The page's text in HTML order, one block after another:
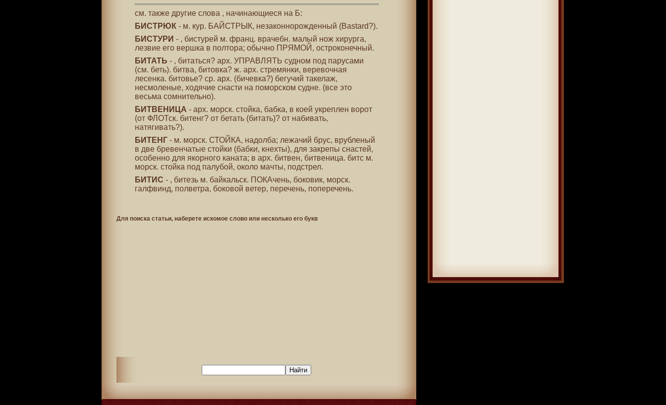
см. также другие слова , начинающиеся на Б:
БИСТРЮК - м. кур. БАЙСТРЫК, незаконнорожденный (Bastard?).
БИСТУРИ - , бистурей м. франц. врачебн. малый нож хирурга,
лезвие его вершка в полтора; обычно ПРЯМОЙ, остроконечный.
БИТАТЬ - , битаться? арх. УПРАВЛЯТЬ судном под парусами
(см. беть). битва, битовка? ж. арх. стремянки, веревочная
лесенка. битовье? ср. арх. (бичевка?) бегучий такелаж,
несмоленые, ходячие снасти на поморском судне. (все это
весьма сомнительно).
БИТВЕНИЦА - арх. морск. стойка, бабка, в коей укреплен ворот
(от ФЛОТск. битенг? от бетать (битать)? от набивать,
натягивать?).
БИТЕНГ- м. морск. СТОЙКА, надолба; лежачий брус, врубленый
в две бревенчатые стойки (бабки, кнехты), для закрепы снастей,
особенно для якорного каната; в арх. битвен, битвеница. битс м.
морск. стойка под палубой, около мачты, подстрел.
БИТИС - , битезь м. байкальск. ПОКАчень, боковик, морск.
галфвинд, полветра, боковой ветер, перечень, поперечень.
Для поиска статьи, наберете искомое слово или несколько его букв